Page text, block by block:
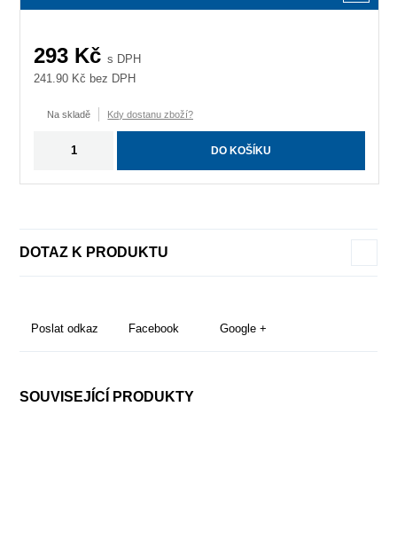
293 Kčs DPH
241.90 Kč bez DPH
Na skladě Kdy dostanu zboží?
DO KOŠÍKU
DOTAZ K PRODUKTU
Poslat odkaz Facebook Google +
SOUVISEJÍCÍ PRODUKTY